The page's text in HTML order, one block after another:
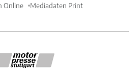
Online Mediadaten Print